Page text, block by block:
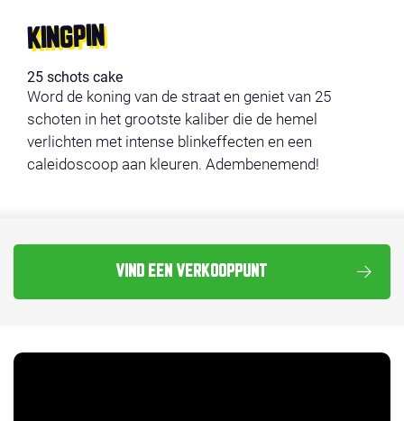
KINGPIN
25 schots cake
Word de koning van de straat en geniet van 25
schoten in het grootste kaliber die de hemel
verlichten met intense blinkeffecten en een
caleidoscoop aan kleuren. Adembenemend!
VIND EEN VERKOOPPUNT